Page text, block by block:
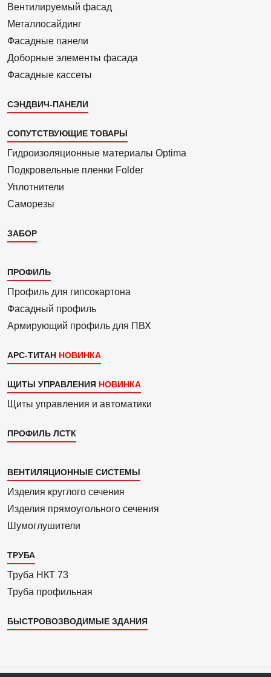
2
Вентилиру­емый фасад
Металло­сайдинг
Фасадные панели
Доборные элементы фасада
Фасадные кассеты
СЭНДВИЧ-ПАНЕЛИ
СОПУТСТВУЮЩИЕ ТОВАРЫ
Гидроизоля­ционные материалы Optima
Подкровель­ные пленки Folder
Уплотнители
Саморезы
ЗАБОР
Каталог
3
ПРОФИЛЬ
Профиль для гипсо­картона
Фасадный профиль
Армиру­ю­щий профиль для ПВХ
АРС-ТИТАН
ЩИТЫ УПРАВЛЕНИЯ
Щиты управления и автоматики
ПРОФИЛЬ ЛСТК
Каталог
4
ВЕНТИЛЯЦИОННЫЕ СИСТЕМЫ
Изделия круглого сечения
Изделия прямоуголь­ного сечения
Шумоглушители
ТРУБА
Труба НКТ 73
Труба профильная
БЫСТРОВОЗВОДИМЫЕ ЗДАНИЯ